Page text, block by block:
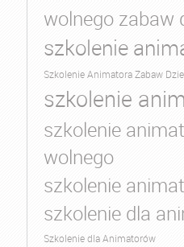
wolnego zabaw
szkolenie
Szkolenie Animatora Zabaw
szkolenie
szkolenie
wolnego
szkolenie
szkolenie dla
Szkolenie dla Animatorów